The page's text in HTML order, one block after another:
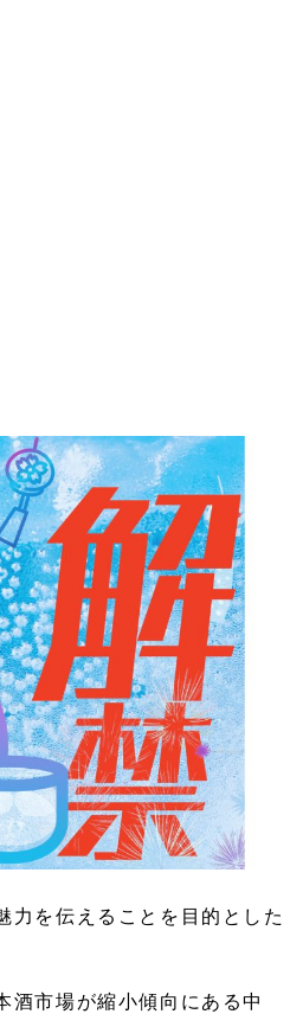
力を伝えることを目的とした
酒市場が縮小傾向にある中